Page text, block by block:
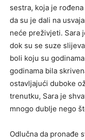
sestra, koja je
da su je dali na
neće preživjeti. Sara
dok su se suze
boli koju su
godinama bila
ostavljajući duboke
trenutku, Sara je
mnogo dublje nego
Odlučna da pronađe